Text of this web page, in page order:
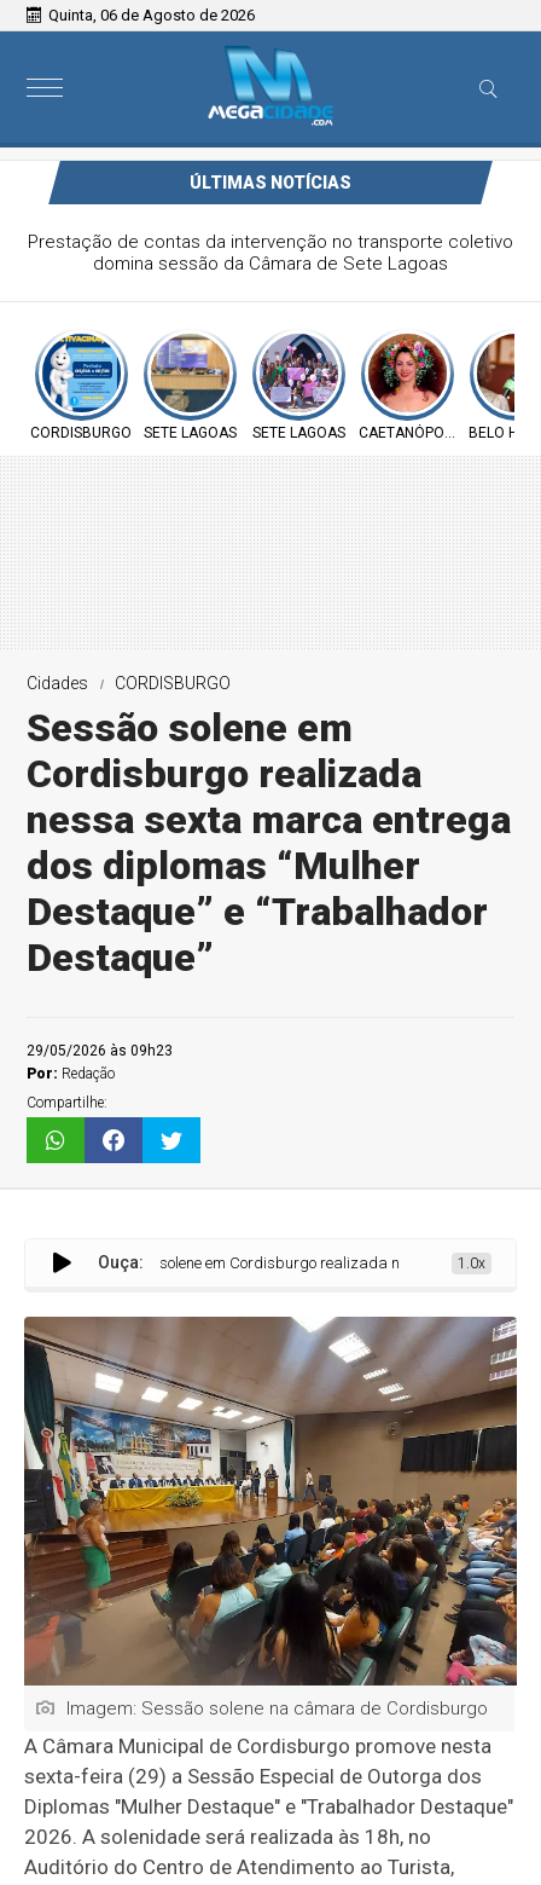
Quinta, 06 de Agosto de 2026
ÚLTIMAS NOTÍCIAS
Prefeitura de Cordisburgo inicia Campanha Nacional de
Multivacinação para crianças e adolescentes
CORDISBURGO SETE LAGOAS SETE LAGOAS CAETANÓPOLIS BELO
Cidades CORDISBURGO
Sessão solene em
Cordisburgo realizada
nessa sexta marca entrega
dos diplomas “Mulher
Destaque” e “Trabalhador
Destaque”
29/05/2026 às 09h23
Por: Redação
Compartilhe:
Ouça:
solene em Cordisburgo realizada nessa sexta marca entrega dos
1.0x
Imagem: Sessão solene na câmara de Cordisburgo
A Câmara Municipal de Cordisburgo promove nesta
sexta-feira (29) a Sessão Especial de Outorga dos
Diplomas "Mulher Destaque" e "Trabalhador Destaque"
2026. A solenidade será realizada às 18h, no
Auditório do Centro de Atendimento ao Turista,